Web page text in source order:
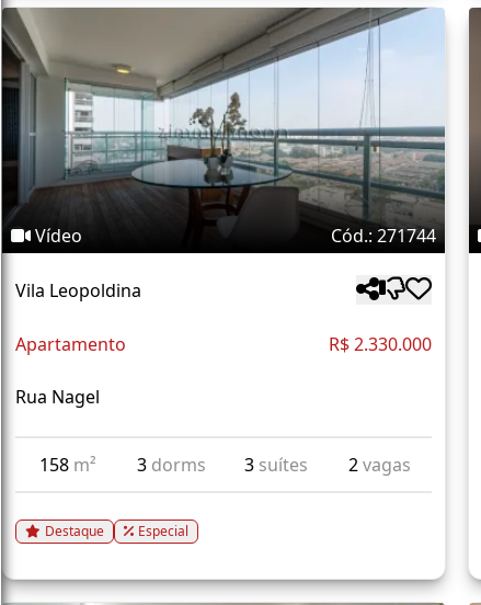
Vídeo Cód.: 271744
Vila Leopoldina
Apartamento R$ 2.330.000
Rua Nagel
158 m² 3 dorms 3 suítes 2vagas
Destaque Especial